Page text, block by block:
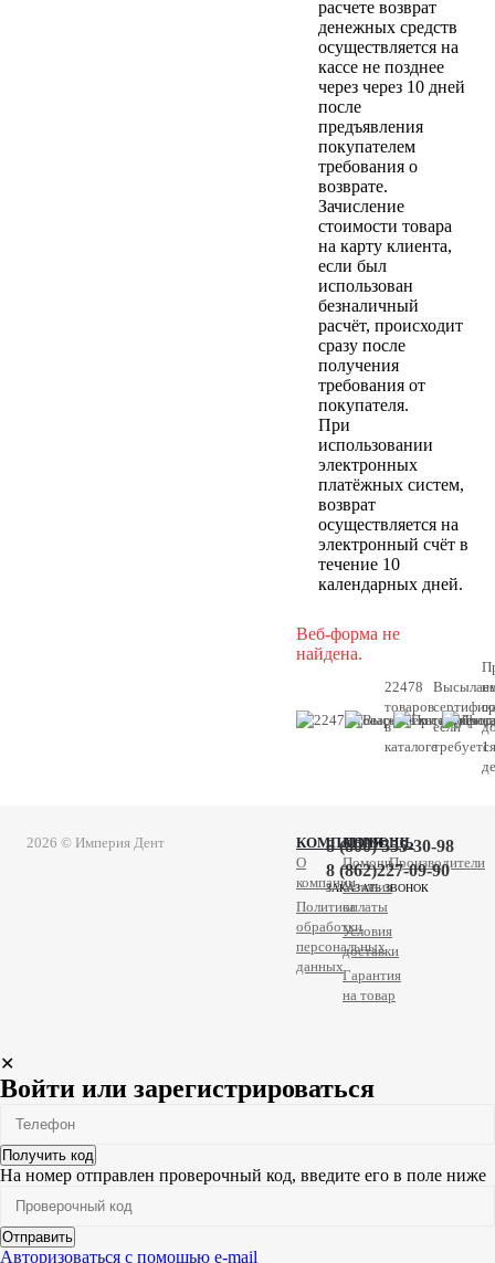
расчете возврат
денежных средств
осуществляется на
кассе не позднее
через через 10 дней
после
предъявления
покупателем
требования о
возврате.
Зачисление
стоимости товара
на карту клиента,
если был
использован
безналичный
расчёт, происходит
сразу после
получения
требования от
покупателя.
При
использовании
электронных
платёжных систем,
возврат
осуществляется на
электронный счёт в
течение 10
календарных дней.
Веб-форма не
найдена.
22478
товаров
в
каталоге
если
требуется
1
2026 © Империя Дент КОМПАНИЯ
ПОМОЩЬ
О
компании
Политика
обработки
персональных
данных
Помощь
Условия
оплаты
Условия
доставки
Гарантия
на товар
Производители
8 (800) 555-30-98
8 (862)227-09-90
ЗАКАЗАТЬ ЗВОНОК
✕
Войти или зарегистрироваться
Получить код
На номер отправлен проверочный код, введите его в поле ниже
Отправить
Авторизоваться с помощью e-mail